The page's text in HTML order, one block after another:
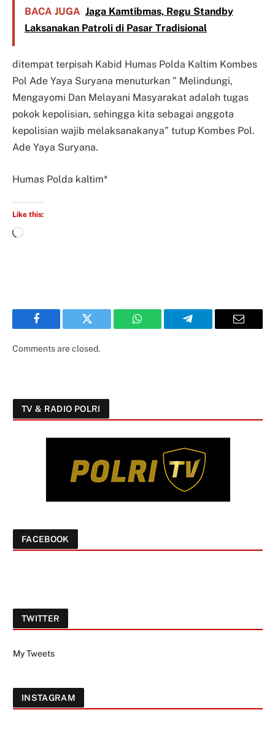
BACA JUGA Jaga Kamtibmas, Regu Standby
Laksanakan Patroli di Pasar Tradisional
ditempat terpisah Kabid Humas Polda Kaltim Kombes
Pol Ade Yaya Suryana menuturkan ” Melindungi,
Mengayomi Dan Melayani Masyarakat adalah tugas
pokok kepolisian, sehingga kita sebagai anggota
kepolisian wajib melaksanakanya” tutup Kombes Pol.
Ade Yaya Suryana.
Humas Polda kaltim*
Like this:
Facebook Twitter WhatsApp Telegram Email
Comments are closed.
TV & RADIO POLRI
FACEBOOK
TWITTER
My Tweets
INSTAGRAM